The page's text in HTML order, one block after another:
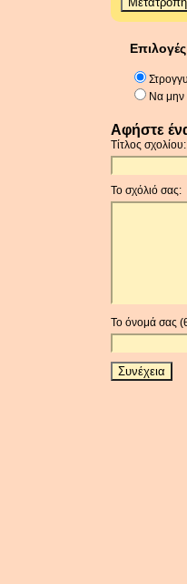
Επιλογές
Να μην
Αφήστε
Τίτλος σχολίου:
Το σχόλιό σας:
Το όνομά σας